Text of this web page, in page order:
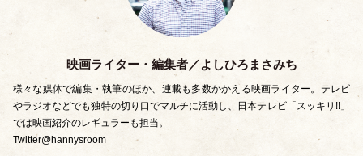
映画ライター・ 編集者／よしひろまさみち
様々な媒体で編集・執筆のほか、連載も多数かかえる映画ライター。テレビ
やラジオなどでも独特の切り口でマルチに活動し、日本テレビ「 スッキリ!!」
では映画紹介のレギュラーも担当。
Twitter@hannysroom